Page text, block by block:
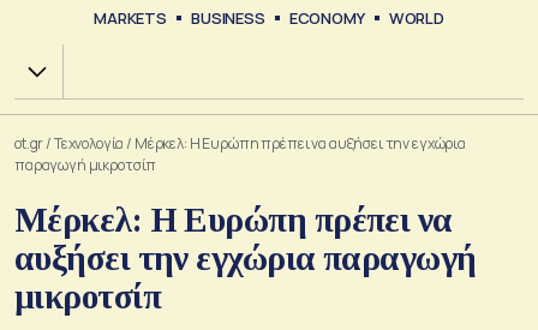
MARKETS BUSINESS ECONOMY WORLD
Χ.Α.
ot.gr/Τεχνολογία / Μέρκελ: Η Ευρώπη πρέπει να αυξήσει την εγχώρια
παραγωγή μικροτσίπ
Μέρκελ: Η Ευρώπη πρέπει να
αυξήσει την εγχώρια παραγωγή
μικροτσίπ